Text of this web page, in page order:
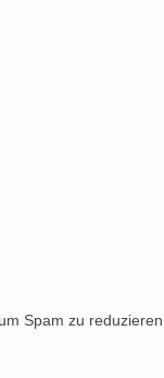
Spam zu reduzieren.